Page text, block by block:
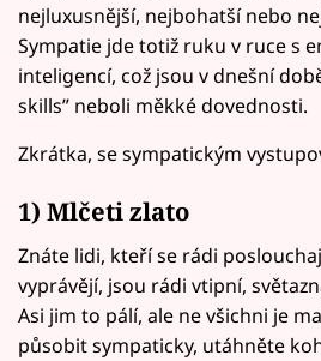
nejluxusnější, nejbohatší nebo
Sympatie jde totiž ruku v ruce s
inteligencí, což jsou v dnešní
skills” neboli měkké dovednosti.
Zkrátka, se sympatickým
1) Mlčeti zlato
Znáte lidi, kteří se rádi
vyprávějí, jsou rádi vtipní,
Asi jim to pálí, ale ne všichni je
působit sympaticky, utáhněte